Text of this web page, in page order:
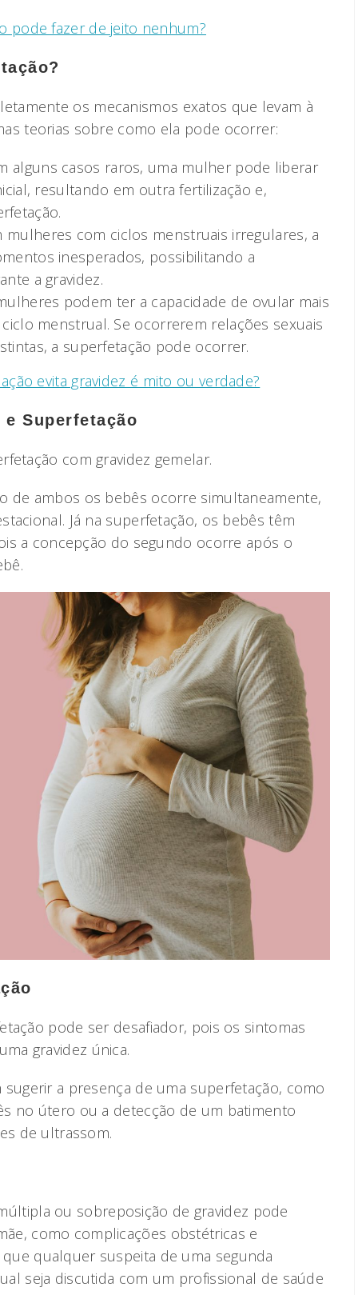
pode fazer de jeito nenhum?
os mecanismos exatos que levam à
teorias sobre como ela pode ocorrer:
alguns casos raros, uma mulher pode liberar
resultando em outra fertilização e,
mulheres com ciclos menstruais irregulares, a
inesperados, possibilitando a
a gravidez.
podem ter a capacidade de ovular mais
menstrual. Se ocorrerem relações sexuais
a superfetação pode ocorrer.
evita gravidez é mito ou verdade?
Superfetação
com gravidez gemelar.
de ambos os bebês ocorre simultaneamente,
Já na superfetação, os bebês têm
a concepção do segundo ocorre após o
pode ser desafiador, pois os sintomas
gravidez única.
a presença de uma superfetação, como
no útero ou a detecção de um batimento
de ultrassom.
ou sobreposição de gravidez pode
como complicações obstétricas e
qualquer suspeita de uma segunda
seja discutida com um profissional de saúde